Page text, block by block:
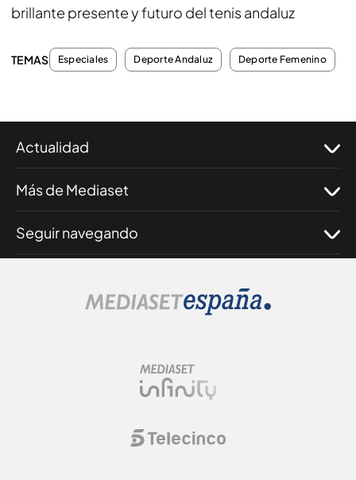
brillante presente y futuro del tenis andaluz
TEMAS Especiales Deporte Andaluz Deporte Femenino
Actualidad
Más de Mediaset
Seguir navegando